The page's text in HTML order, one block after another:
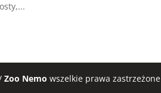
Zoo Nemo wszelkie prawa zastrzeżone